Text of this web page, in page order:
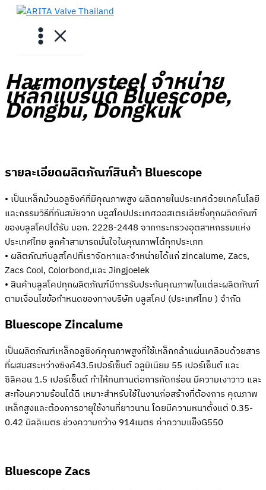
Skip
Harmonysteel จำหน่าย
เหล็กแบรนด์ Bluescope,
Dongbu, Dongkuk
รายละเอียดผลิตภัณฑ์สินค้า Bluescope
• เป็นเหล็กม้วนอลูซิงค์ที่มีคุณภาพสูง ผลิตภายในประเทศด้วยเทคโนโลยี
และกรรมวิธีที่ทันสมัยจาก บลูสโคปประเทศออสเตรเลียซึ่งทุกผลิตภัณฑ์
ของบลูสโคปได้รับ มอก. 2228-2448 จากกระทรวงอุตสาหกรรมแห่ง
ประเทศไทย ลูกค้าสามารถมั่นใจในคุณภาพได้ทุกประเภท
• ผลิตภัณฑ์บลูสโคปที่เราจัดหาและจำหน่ายได้แก่ zincalume, Zacs,
Zacs Cool, Colorbond,และ Jingjoelek
• สินค้าบลูสโคปทุกผลิตภัณฑ์มีการรับประกันคุณภาพในแต่ละผลิตภัณฑ์
ตามเงื่อนไขข้อกำหนดของทางบริษัท บลูสโคป (ประเทศไทย ) จำกัด
Bluescope Zincalume
เป็นผลิตภัณฑ์เหล็กอลูซิงค์คุณภาพสูงที่ใช้เหล็กกล้าแผ่นเคลือบด้วยสาร
ที่ผสมสระหว่างซิงค์43.5เปอร์เซ็นต์ อลูมิเนียม 55 เปอร์เซ็นต์ และ
ซิลิคอน 1.5 เปอร์เซ็นต์ ทำให้ทนทานต่อการกัดกร่อน มีความเงาวาว และ
สะท้อนความร้อนได้ดี เหมาะสำหรับใช้ในงานก่อสร้างที่ต้องการ คุณภาพ
เหล็กสูงและต้องการอายุใช้งานที่ยาวนาน โดยมีความหนาตั้งแต่ 0.35-
0.42 มิลลิเมตร ช่วงความกว้าง 914เมตร ค่าความแข็งG550
Bluescope Zacs